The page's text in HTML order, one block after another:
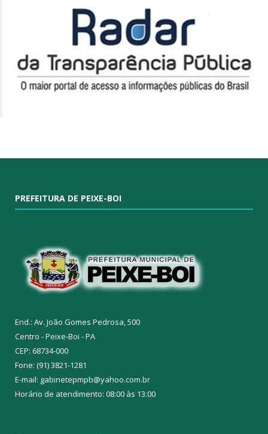
PREFEITURA DE PEIXE-BOI
End.: Av. João Gomes Pedrosa, 500
Centro - Peixe-Boi - PA
CEP: 68734-000
Fone: (91) 3821-1281
E-mail: gabinetepmpb@yahoo.com.br
Horário de atendimento: 08:00 às 13:00